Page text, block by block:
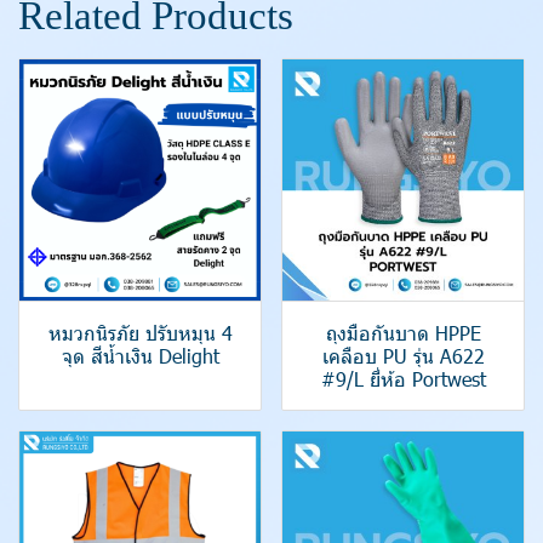
Related Products
หมวกนิรภัย ปรับหมุน 4
จุด สีน้ำเงิน Delight
ถุงมือกันบาด HPPE
เคลือบ PU รุ่น A622
#9/L ยี่ห้อ Portwest